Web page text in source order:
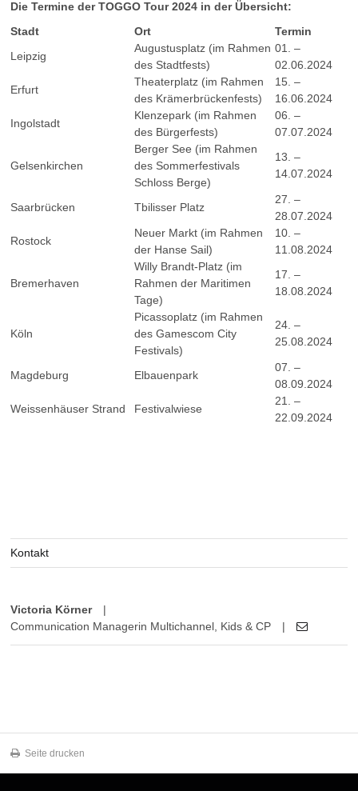
Die Termine der TOGGO Tour 2024 in der Übersicht:
Stadt
Ort
Termin
Leipzig
Augustusplatz (im Rahmen
des Stadtfests)
01. –
02.06.2024
Erfurt
Theaterplatz (im Rahmen
des Krämerbrückenfests)
15. –
16.06.2024
Ingolstadt
Klenzepark (im Rahmen
des Bürgerfests)
06. –
07.07.2024
Gelsenkirchen
Berger See (im Rahmen
des Sommerfestivals
Schloss Berge)
13. –
14.07.2024
Saarbrücken Tbilisser Platz
27. –
28.07.2024
Rostock
Neuer Markt (im Rahmen
der Hanse Sail)
10. –
11.08.2024
Bremerhaven
Willy Brandt-Platz (im
Rahmen der Maritimen
Tage)
17. –
18.08.2024
Köln
Picassoplatz (im Rahmen
des Gamescom City
Festivals)
24. –
25.08.2024
Magdeburg Elbauenpark
07. –
08.09.2024
Weissenhäuser Strand
Festivalwiese
21. –
22.09.2024
Kontakt
Victoria Körner
|
Communication Managerin Multichannel, Kids & CP
|
Seite drucken